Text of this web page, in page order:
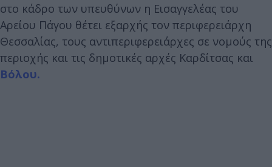
στο κάδρο των υπευθύνων η Εισαγγελέας του
Αρείου Πάγου θέτει εξαρχής τον περιφερειάρχη
Θεσσαλίας, τους αντιπεριφερειάρχες σε νομούς της
περιοχής και τις δημοτικές αρχές Καρδίτσας και
Βόλου.